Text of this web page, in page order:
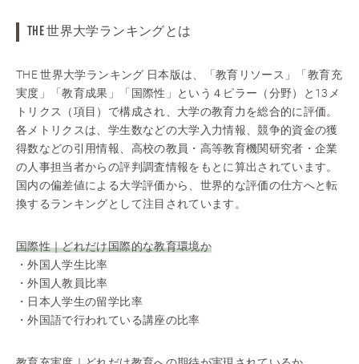
THE 世界大学ランキングとは
THE 世界大学ランキング 日本版は、「教育リソース」「教育充
実度」「教育成果」「国際性」という４ピラー（分野）と13メ
トリクス（項目）で構成され、大学の教育力を総合的に評価。
各メトリクスは、学生数などの大学入力情報、競争的資金の獲
得数などの引用情報、高校の教員・高等教育機関研究者・企業
の人事担当者からの評判調査情報をもとに算出されています。
国内の偏差値による大学評価から、世界的な評価の仕方へと転
換するランキングとして注目されています。
国際性｜どれだけ国際的な教育環境か
・外国人学生比率
・外国人教員比率
・日本人学生の留学比率
・外国語で行われている講座の比率